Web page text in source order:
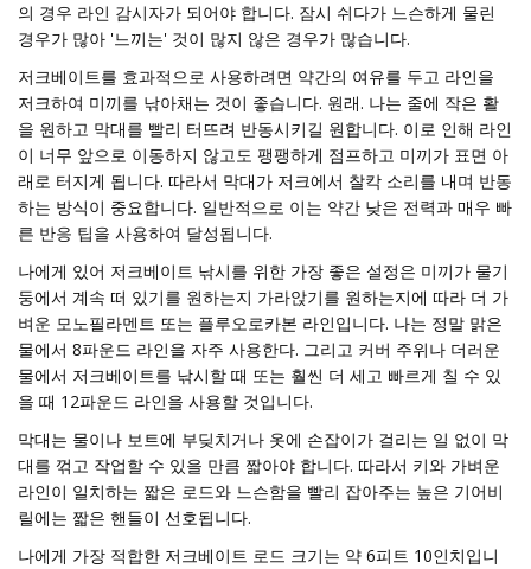
의 경우 라인 감시자가 되어야 합니다. 잠시 쉬다가 느슨하게 물린
경우가 많아 '느끼는' 것이 많지 않은 경우가 많습니다.
저크베이트를 효과적으로 사용하려면 약간의 여유를 두고 라인을
저크하여 미끼를 낚아채는 것이 좋습니다. 원래. 나는 줄에 작은 활
을 원하고 막대를 빨리 터뜨려 반동시키길 원합니다. 이로 인해 라인
이 너무 앞으로 이동하지 않고도 팽팽하게 점프하고 미끼가 표면 아
래로 터지게 됩니다. 따라서 막대가 저크에서 찰칵 소리를 내며 반동
하는 방식이 중요합니다. 일반적으로 이는 약간 낮은 전력과 매우 빠
른 반응 팁을 사용하여 달성됩니다.
나에게 있어 저크베이트 낚시를 위한 가장 좋은 설정은 미끼가 물기
둥에서 계속 떠 있기를 원하는지 가라앉기를 원하는지에 따라 더 가
벼운 모노필라멘트 또는 플루오로카본 라인입니다. 나는 정말 맑은
물에서 8파운드 라인을 자주 사용한다. 그리고 커버 주위나 더러운
물에서 저크베이트를 낚시할 때 또는 훨씬 더 세고 빠르게 칠 수 있
을 때 12파운드 라인을 사용할 것입니다.
막대는 물이나 보트에 부딪치거나 옷에 손잡이가 걸리는 일 없이 막
대를 꺾고 작업할 수 있을 만큼 짧아야 합니다. 따라서 키와 가벼운
라인이 일치하는 짧은 로드와 느슨함을 빨리 잡아주는 높은 기어비
릴에는 짧은 핸들이 선호됩니다.
나에게 가장 적합한 저크베이트 로드 크기는 약 6피트 10인치입니